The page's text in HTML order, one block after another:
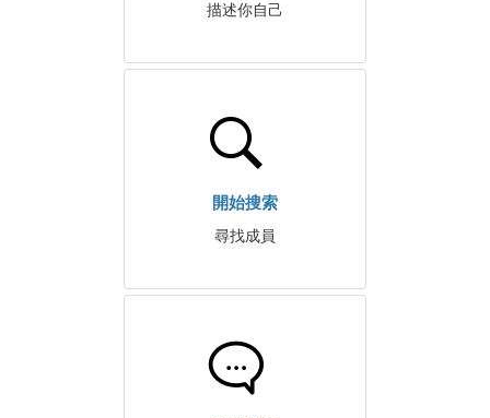
描述你自己
開始搜索
尋找成員